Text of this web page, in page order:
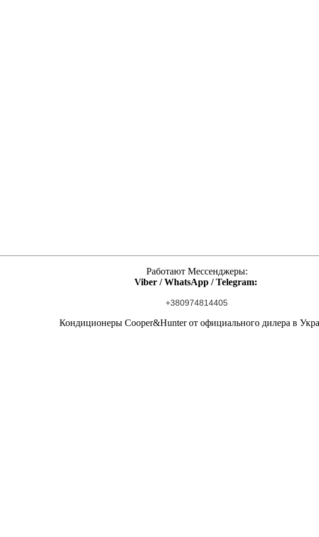
Работают Мессенджеры:
Viber / WhatsApp / Telegram:
+380974814405
Кондиционеры Cooper&Hunter от официального дилера в